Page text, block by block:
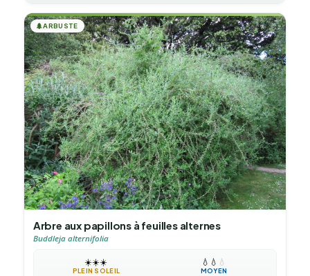
🌲ARBUSTE
Arbre aux papillons à feuilles alternes
Buddleja alternifolia
☀️☀️☀️
PLEIN SOLEIL
💧 💧 💧
MOYEN